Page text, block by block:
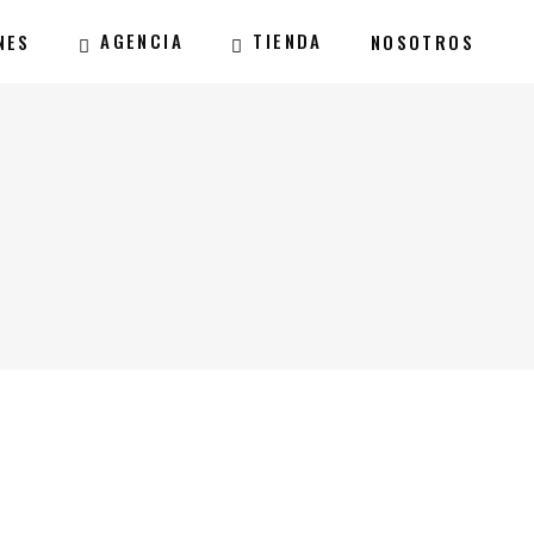
AGENCIA TIENDA NOSOTROS